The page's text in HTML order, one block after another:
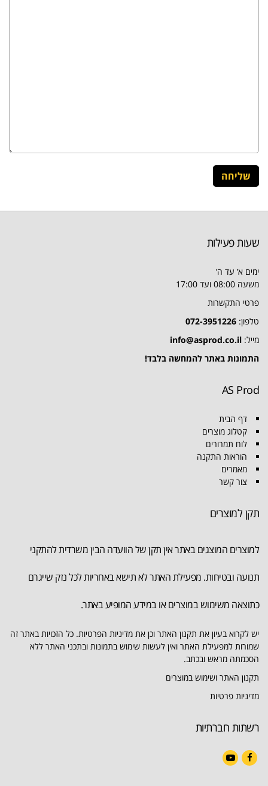
שעות פעילות
ימים א’ עד ה’
משעה 08:00 ועד 17:00
פרטי התקשרות
טלפון: 072-3951226
מייל: info@asprod.co.il
התמונות באתר להמחשה בלבד!
AS Prod
דף הבית
קטלוג מוצרים
לוח תמרורים
הוראות התקנה
מאמרים
צור קשר
תקן למוצרים
למוצרים המוצגים באתר אין תקן של הוועדה הבין משרדית להתקני
תנועה ובטיחות. מפעילת האתר לא תישא באחריות לכל נזק שייגרם
כתוצאה משימוש במוצרים או במידע המופיע באתר.
יש לקרוא בעיון את תקנון האתר וכן את מדיניות הפרטיות. כל הזכויות באתר זה
שמורות למפעילת האתר ואין לעשות שימוש בתמונות ובתכני האתר ללא
הסכמתה מראש ובכתב.
תקנון האתר ושימוש במוצרים
מדיניות פרטיות
רשתות חברתיות